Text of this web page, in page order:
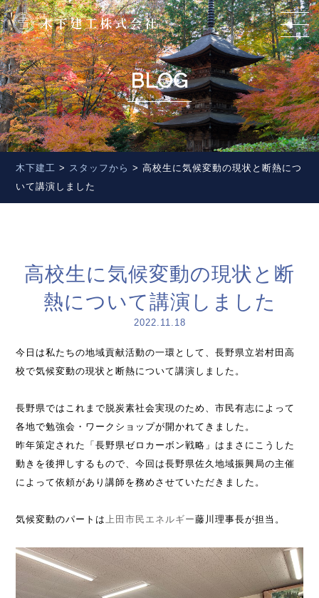
BLOG
木下建工 > スタッフから >高校生に気候変動の現状と断熱につ
いて講演しました
高校生に気候変動の現状と断
熱について講演しました
2022.11.18
今日は私たちの地域貢献活動の一環として、長野県立岩村田高
校で気候変動の現状と断熱について講演しました。
長野県ではこれまで脱炭素社会実現のため、市民有志によって
各地で勉強会・ワークショップが開かれてきました。
昨年策定された「長野県ゼロカーボン戦略」はまさにこうした
動きを後押しするもので、今回は長野県佐久地域振興局の主催
によって依頼があり講師を務めさせていただきました。
気候変動のパートは上田市民エネルギー藤川理事長が担当。